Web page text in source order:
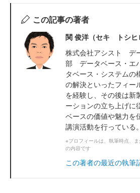
この記事の著者
関 俊洋（セキ トシヒ
株式会社アシスト デ
部 データベース・エ
タベース・システムの
の解決といったフィー
を経験し、その後は新
ーションの立ち上げに
ベースの価値や魅力を
講演活動を行っている。
※プロフィールは、執筆時点、
の内容です
この著者の最近の執筆